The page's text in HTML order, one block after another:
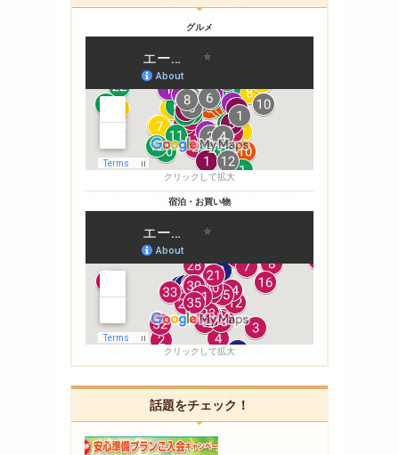
グルメ
クリックして拡大
宿泊・お買い物
クリックして拡大
話題をチェック！